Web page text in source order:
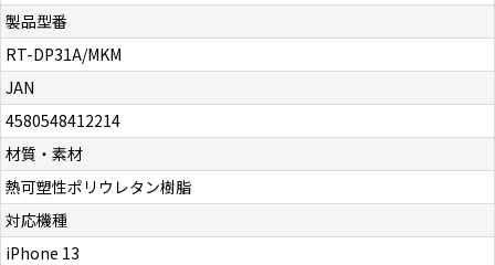
製品型番
RT-DP31A/MKM
JAN
4580548412214
材質・素材
熱可塑性ポリウレタン樹脂
対応機種
iPhone 13